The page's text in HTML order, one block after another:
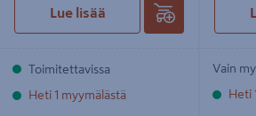
Lue lisää
Toimitettavissa
Heti 1 myymälästä
Vain
Heti